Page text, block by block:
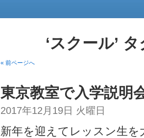
‘スクール’
« 前ページへ
東京教室で入学説明
2017年12月19日 火曜日
新年を迎えてレッスン生を